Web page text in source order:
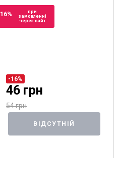
при
замовленні
через сайт
-16%
46 грн
54 грн
ВІДСУТНІЙ